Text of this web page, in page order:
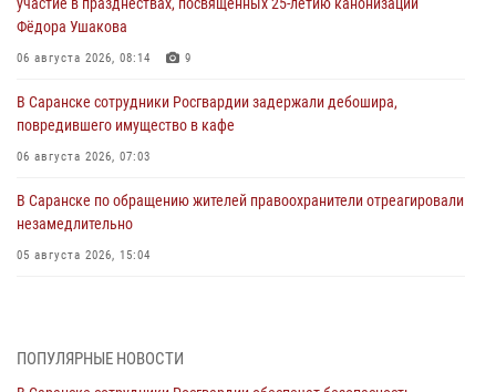
Фёдора Ушакова
06 августа 2026, 08:14 9
В Саранске сотрудники Росгвардии задержали дебошира,
повредившего имущество в кафе
06 августа 2026, 07:03
В Саранске по обращению жителей правоохранители отреагировали
незамедлительно
05 августа 2026, 15:04
05 августа 2026, 12:34
ПОПУЛЯРНЫЕ НОВОСТИ